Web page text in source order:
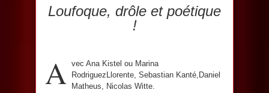
Loufoque, drôle et poétique
!
A vec Ana Kistel ou Marina
RodriguezLlorente, Sebastian Kanté,Daniel
Matheus, Nicolas Witte.